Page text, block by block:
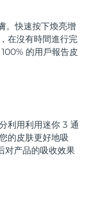
。快速按下煥亮增
在沒有時間進行完
的用戶報告皮
利用利用迷你 3 通
的皮肤更好地吸
对产品的吸收效果
預計送達日期8/8/26
預計送達日期 8/16/26
預計送達日期 8/8/26
預計送達日期8/8/26